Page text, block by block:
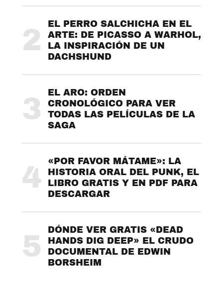
2
EL PERRO SALCHICHA EN EL
ARTE: DE PICASSO A WARHOL,
LA INSPIRACIÓN DE UN
DACHSHUND
3
EL ARO: ORDEN
CRONOLÓGICO PARA VER
TODAS LAS PELÍCULAS DE LA
SAGA
4
«POR FAVOR MÁTAME»: LA
HISTORIA ORAL DEL PUNK, EL
LIBRO GRATIS Y EN PDF PARA
DESCARGAR
5
DÓNDE VER GRATIS «DEAD
HANDS DIG DEEP» EL CRUDO
DOCUMENTAL DE EDWIN
BORSHEIM